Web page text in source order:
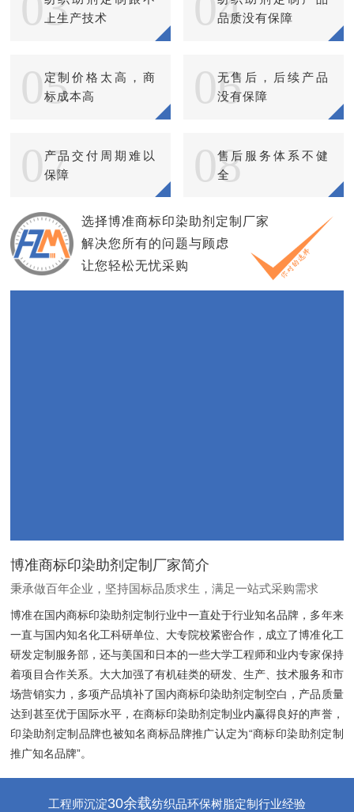
上生产技术
品质没有保障
05定制价格太高，商
标成本高
06无售后，后续产品
没有保障
07产品交付周期难以
保障
08
售后服务体系不健
全
选择博准商标印染助剂定制厂家
解决您所有的问题与顾虑
让您轻松无忧采购
博准商标印染助剂定制厂家简介
秉承做百年企业，坚持国标品质求生，满足一站式采购需求
博准在国内商标印染助剂定制行业中一直处于行业知名品牌，多年来
一直与国内知名化工科研单位、大专院校紧密合作，成立了博准化工
研发定制服务部，还与美国和日本的一些大学工程师和业内专家保持
着项目合作关系。大大加强了有机硅类的研发、生产、技术服务和市
场营销实力，多项产品填补了国内商标印染助剂定制空白，产品质量
达到甚至优于国际水平，在商标印染助剂定制业内赢得良好的声誉，
印染助剂定制品牌也被知名商标品牌推广认定为“商标印染助剂定制
推广知名品牌”。
工程师沉淀30余载纺织品环保树脂定制行业经验